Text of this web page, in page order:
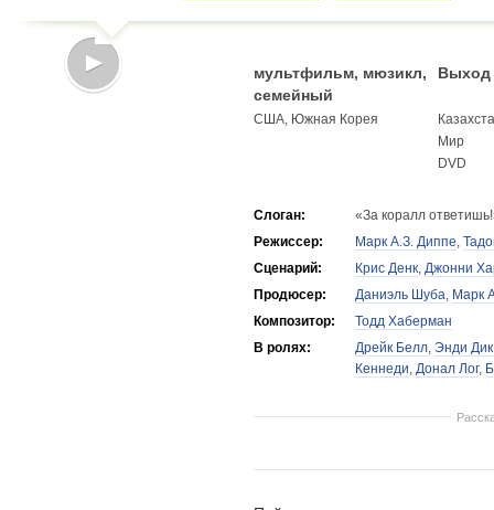
мультфильм, мюзикл,
семейный
Выход
США, Южная Корея
Мир
DVD
Слоган:
«За коралл
Режиссер:
Марк А.З. Диппе,
Сценарий:
Крис Денк, Джонни
Продюсер:
Даниэль Шуба, Марк
Композитор:
Тодд Хаберман
В ролях:
Дрейк Белл, Энди Дик
Кеннеди, Донал Лог,